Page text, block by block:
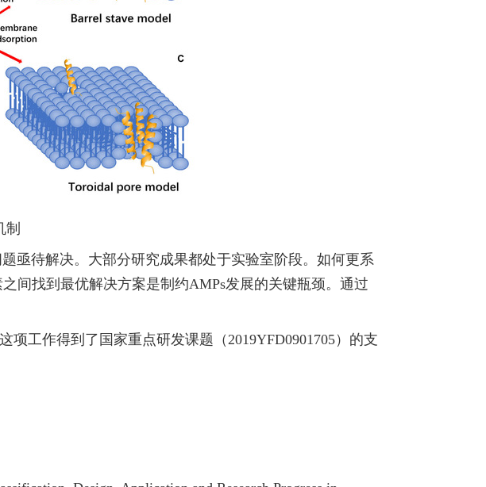
制
待解决。大部分研究成果都处于实验室阶段。如何更系
间找到最优解决方案是制约AMPs发展的关键瓶颈。 通过
项工作得到了国家重点研发课题（2019YFD0901705）的支